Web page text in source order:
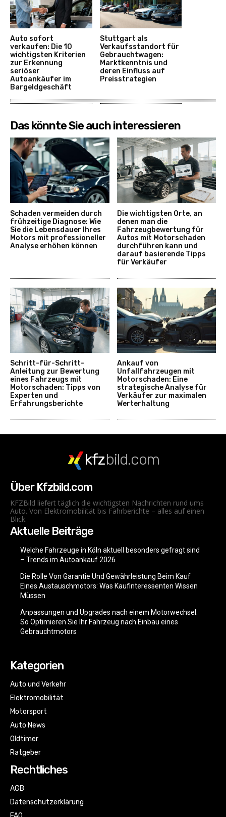
Auto sofort
verkaufen: Die 10
wichtigsten Kriterien
zur Erkennung
seriöser
Autoankäufer im
Bargeldgeschäft
Stuttgart als
Verkaufsstandort für
Gebrauchtwagen:
Marktkenntnis und
deren Einfluss auf
Preisstrategien
Das könnte Sie auch interessieren
Schaden vermeiden durch
frühzeitige Diagnose: Wie
Sie die Lebensdauer Ihres
Motors mit professioneller
Analyse erhöhen können
Die wichtigsten Orte, an
denen man die
Fahrzeugbewertung für
Autos mit Motorschaden
durchführen kann und
darauf basierende Tipps
für Verkäufer
Schritt-für-Schritt-
Anleitung zur Bewertung
eines Fahrzeugs mit
Motorschaden: Tipps von
Experten und
Erfahrungsberichte
Ankauf von
Unfallfahrzeugen mit
Motorschaden: Eine
strategische Analyse für
Verkäufer zur maximalen
Werterhaltung
kfzbild.com
Über Kfzbild.com
KFZBild liefert täglich die wichtigsten Nachrichten rund ums
Auto. Von Elektromobilität bis Fahrberichte – alles auf einen
Blick.
Aktuelle Beiträge
Welche Fahrzeuge in Köln aktuell besonders gefragt sind
– Trends im Autoankauf 2026
Die Rolle Von Garantie Und Gewährleistung Beim Kauf
Eines Austauschmotors: Was Kaufinteressenten Wissen
Müssen
Anpassungen und Upgrades nach einem Motorwechsel:
So Optimieren Sie Ihr Fahrzeug nach Einbau eines
Gebrauchtmotors
Kategorien
Auto und Verkehr
Elektromobilität
Motorsport
Auto News
Oldtimer
Ratgeber
Rechtliches
AGB
Datenschutzerklärung